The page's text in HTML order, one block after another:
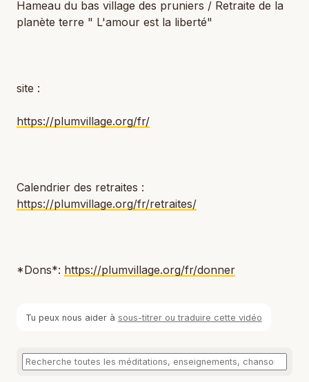
Hameau du bas village des pruniers / Retraite de la
planète terre " L'amour est la liberté"
site :
https://plumvillage.org/fr/
Calendrier des retraites :
https://plumvillage.org/fr/retraites/
*Dons*: https://plumvillage.org/fr/donner
Tu peux nous aider à sous-titrer ou traduire cette vidéo